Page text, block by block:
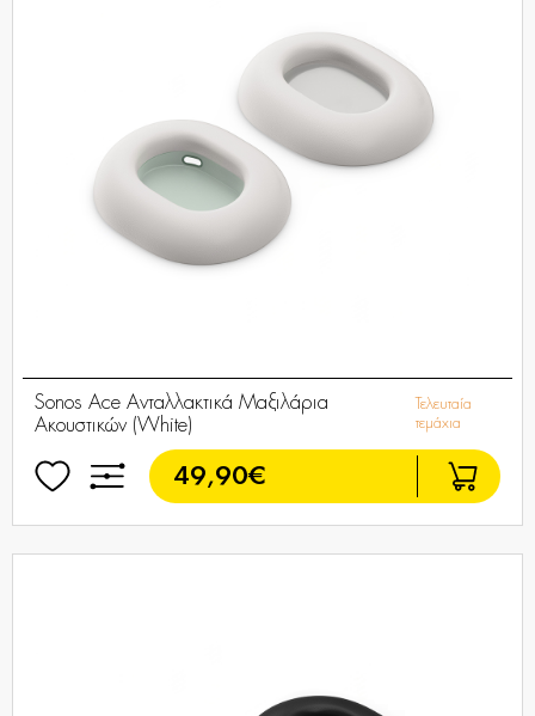
Sonos Ace Ανταλλακτικά Μαξιλάρια
Ακουστικών (White)
Τελευταία
τεμάχια
49,90€